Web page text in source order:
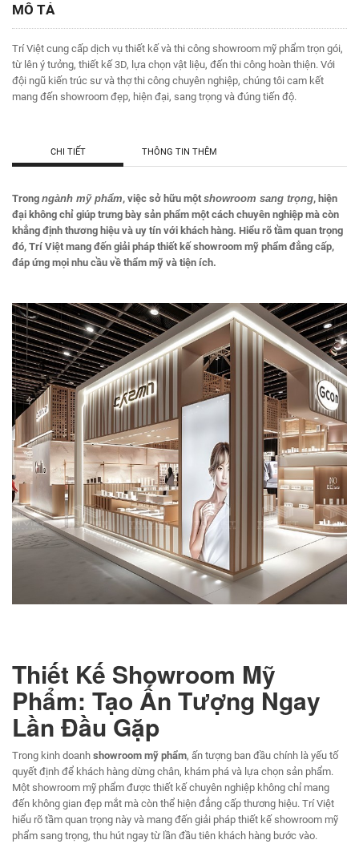
MÔ TẢ
Trí Việt cung cấp dịch vụ thiết kế và thi công showroom mỹ phẩm trọn gói,
từ lên ý tưởng, thiết kế 3D, lựa chọn vật liệu, đến thi công hoàn thiện. Với
đội ngũ kiến trúc sư và thợ thi công chuyên nghiệp, chúng tôi cam kết
mang đến showroom đẹp, hiện đại, sang trọng và đúng tiến độ.
CHI TIẾT THÔNG TIN THÊM
Trong ngành mỹ phẩm, việc sở hữu một showroom sang trọng, hiện
đại không chỉ giúp trưng bày sản phẩm một cách chuyên nghiệp mà còn
khẳng định thương hiệu và uy tín với khách hàng. Hiểu rõ tầm quan trọng
đó, Trí Việt mang đến giải pháp thiết kế showroom mỹ phẩm đẳng cấp,
đáp ứng mọi nhu cầu về thẩm mỹ và tiện ích.
Thiết Kế Showroom Mỹ
Phẩm: Tạo Ấn Tượng Ngay
Lần Đầu Gặp
Trong kinh doanh showroom mỹ phẩm, ấn tượng ban đầu chính là yếu tố
quyết định để khách hàng dừng chân, khám phá và lựa chọn sản phẩm.
Một showroom mỹ phẩm được thiết kế chuyên nghiệp không chỉ mang
đến không gian đẹp mắt mà còn thể hiện đẳng cấp thương hiệu. Trí Việt
hiểu rõ tầm quan trọng này và mang đến giải pháp thiết kế showroom mỹ
phẩm sang trọng, thu hút ngay từ lần đầu tiên khách hàng bước vào.